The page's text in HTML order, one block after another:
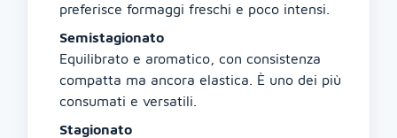
preferisce formaggi freschi e poco intensi.
Semistagionato
Equilibrato e aromatico, con consistenza
compatta ma ancora elastica. È uno dei più
consumati e versatili.
Stagionato